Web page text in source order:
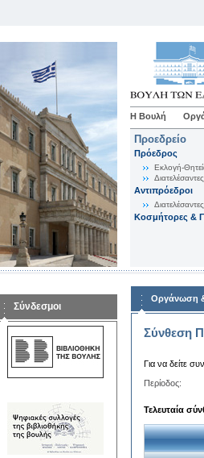
Η Βουλή
Προεδρείο
Πρόεδρος
Εκλογή-
Αντιπρόεδροι
Κοσμήτορες &
Σύνδεσμοι
Οργάνωση &
Σύνθεση
Για να δείτε
Περίοδος:
Τελευταία